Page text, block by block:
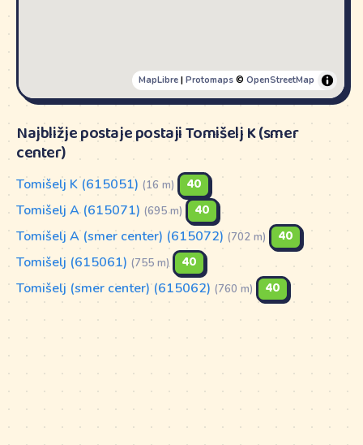
MapLibre| Protomaps© OpenStreetMap
Najbližje postaje postaji Tomišelj K (smer
center)
Tomišelj K (615051) (16 m) 40
Tomišelj A (615071) (695 m) 40
Tomišelj A (smer center) (615072) (702 m) 40
Tomišelj (615061) (755 m) 40
Tomišelj (smer center) (615062) (760 m) 40